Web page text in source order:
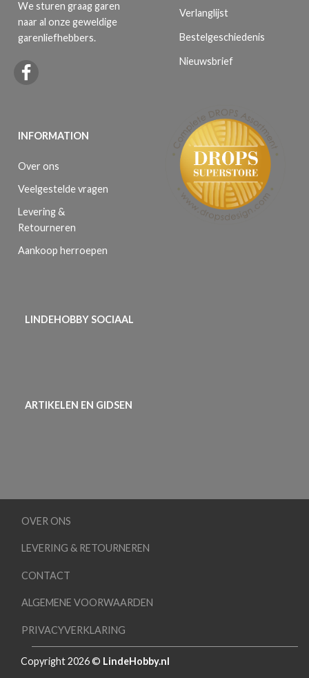
We sturen graag garen
naar al onze geweldige
garenliefhebbers.
INFORMATION
Over ons
Veelgestelde vragen
Levering &
Retourneren
Aankoop herroepen
Verlanglijst
Bestelgeschiedenis
Nieuwsbrief
LINDEHOBBY SOCIAAL
ARTIKELEN EN GIDSEN
OVER ONS
LEVERING & RETOURNEREN
CONTACT
ALGEMENE VOORWAARDEN
PRIVACYVERKLARING
Copyright 2026 © LindeHobby.nl